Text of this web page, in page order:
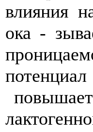
влияния
ока -